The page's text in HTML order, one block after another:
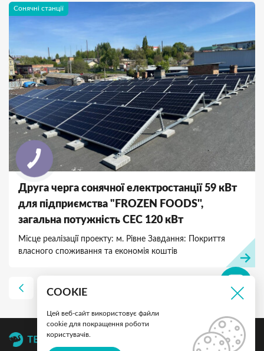
Друга черга сонячної електростанції 59 кВт
для підприємства "FROZEN FOODS'',
загальна потужність СЕС 120 кВт
Місце реалізації проекту: м. Рівне Завдання: Покриття
власного споживання та економія коштів
Сонячні станції
1
COOKIE
Цей веб-сайт використовує файли
cookie для покращення роботи
користувачів.